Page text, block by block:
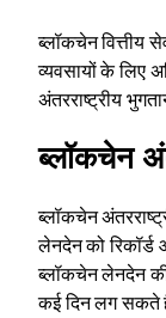
ब्लॉकचेन वित्तीय
व्यवसायों के लिए
अंतरराष्ट्रीय
ब्लॉकचेन
ब्लॉकचेन
लेनदेन को रिकॉर्ड
ब्लॉकचेन लेनदेन
कई दिन लग सकते